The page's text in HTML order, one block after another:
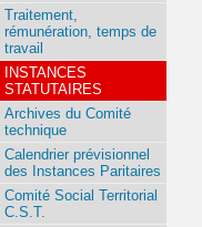
Traitement,
rémunération, temps de
travail
INSTANCES
STATUTAIRES
Archives du Comité
technique
Calendrier prévisionnel
des Instances Paritaires
Comité Social Territorial
C.S.T.